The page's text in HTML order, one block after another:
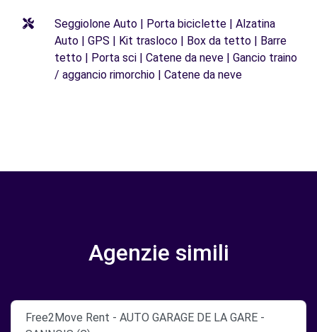
Seggiolone Auto | Porta biciclette | Alzatina
Auto | GPS | Kit trasloco | Box da tetto | Barre
tetto | Porta sci | Catene da neve | Gancio traino
/ aggancio rimorchio | Catene da neve
Agenzie simili
Free2Move Rent - AUTO GARAGE DE LA GARE -